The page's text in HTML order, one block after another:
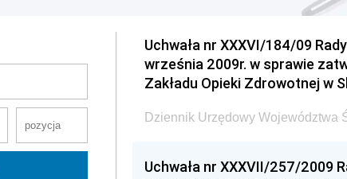
Uchwała nr XXXVI/184/09
września 2009r. w sprawie
Zakładu Opieki Zdrowotnej w
Uchwała nr XXXVII/257/2009